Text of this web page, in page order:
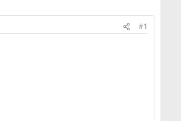
#1